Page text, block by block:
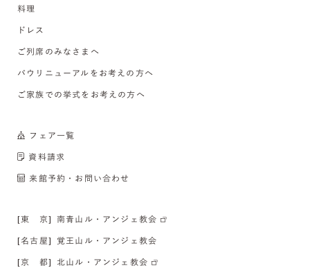
料理
ドレス
ご列席のみなさまへ
バウリニューアルをお考えの方へ
ご家族での挙式をお考えの方へ
フェア一覧
資料請求
来館予約・お問い合わせ
[東 京] 南青山ル・アンジェ教会
[名古屋] 覚王山ル・アンジェ教会
[京 都] 北山ル・アンジェ教会